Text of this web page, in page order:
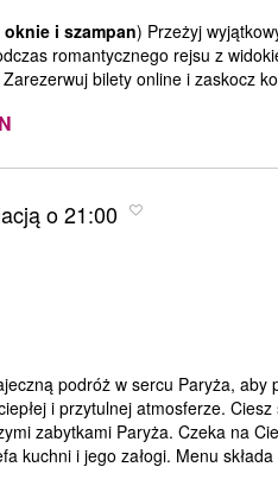
i szampan) Przeżyj
romantycznego rejsu z
bilety online i zaskocz
o 21:00
podróż w sercu Paryża,
i przytulnej atmosferze.
zabytkami Paryża. Czeka na
kuchni i jego załogi. Menu